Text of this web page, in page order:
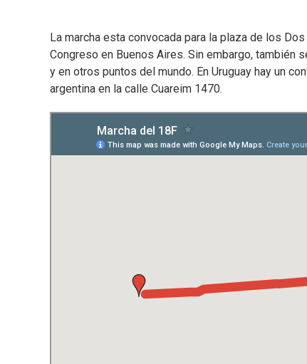
La marcha esta convocada para la plaza de los
Congreso en Buenos Aires. Sin embargo, también
y en otros puntos del mundo. En Uruguay hay un
argentina en la calle Cuareim 1470.